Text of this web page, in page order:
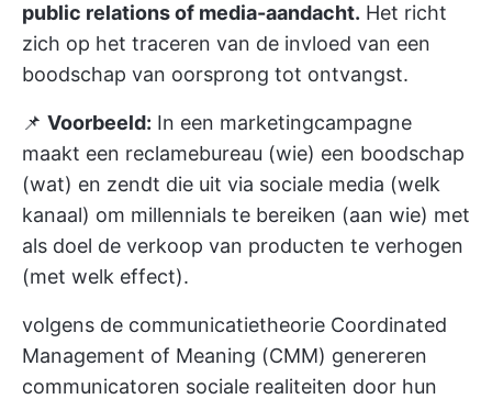
public relations of media-aandacht. Het richt
zich op het traceren van de invloed van een
boodschap van oorsprong tot ontvangst.
📌 Voorbeeld: In een marketingcampagne
maakt een reclamebureau (wie) een boodschap
(wat) en zendt die uit via sociale media (welk
kanaal) om millennials te bereiken (aan wie) met
als doel de verkoop van producten te verhogen
(met welk effect).
volgens de communicatietheorie Coordinated
Management of Meaning (CMM) genereren
communicatoren sociale realiteiten door hun